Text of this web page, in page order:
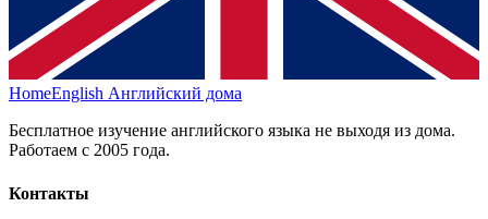
HomeEnglish Английский дома
Бесплатное изучение английского языка не выходя из дома.
Работаем с 2005 года.
Контакты